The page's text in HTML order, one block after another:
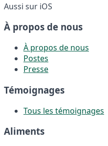
Aussi sur iOS
À propos de nous
À propos de nous
Postes
Presse
Témoignages
Tous les témoignages
Aliments